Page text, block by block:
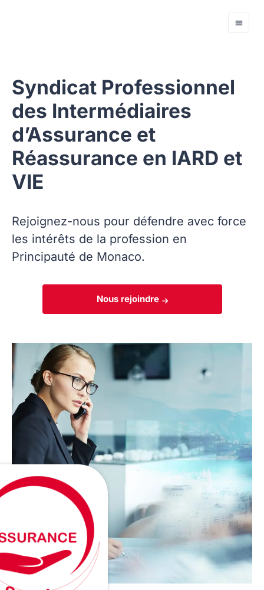
Syndicat Professionnel
des Intermédiaires
d’Assurance et
Réassurance en IARD et
VIE
Rejoignez-nous pour défendre avec force
les intérêts de la profession en
Principauté de Monaco.
Nous rejoindre